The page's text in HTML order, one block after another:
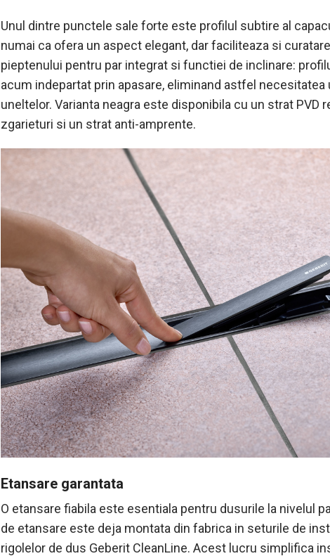
Unul dintre punctele sale forte este profilul subtire al
numai ca ofera un aspect elegant, dar faciliteaza si
pieptenului pentru par integrat si functiei de inclinare:
acum indepartat prin apasare, eliminand astfel necesitatea
uneltelor. Varianta neagra este disponibila cu un strat PVD
zgarieturi si un strat anti-amprente.
Etansare garantata
O etansare fiabila este esentiala pentru dusurile la nivelul
de etansare este deja montata din fabrica in seturile de
rigolelor de dus Geberit CleanLine. Acest lucru simplifica